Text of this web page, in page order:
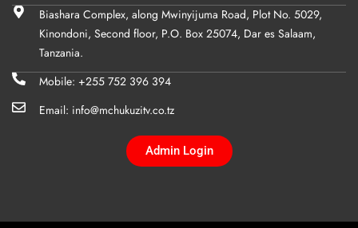
Biashara Complex, along Mwinyijuma Road, Plot No. 5029,
Kinondoni, Second floor, P.O. Box 25074, Dar es Salaam,
Tanzania.
Mobile: +255 752 396 394
Email: info@mchukuzitv.co.tz
Admin Login